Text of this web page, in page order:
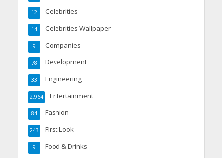
Celebrities
12
Celebrities Wallpaper
14
Companies
9
Development
78
Engineering
33
Entertainment
2,964
Fashion
84
First Look
243
Food & Drinks
9